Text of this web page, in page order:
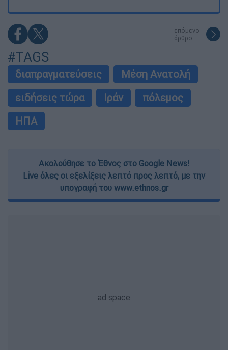
επόμενο
άρθρο
#TAGS
διαπραγματεύσεις
Μέση Ανατολή
ειδήσεις τώρα
Ιράν
πόλεμος
ΗΠΑ
Ακολούθησε το Έθνος στο Google News!
Live όλες οι εξελίξεις λεπτό προς λεπτό, με την
υπογραφή του www.ethnos.gr